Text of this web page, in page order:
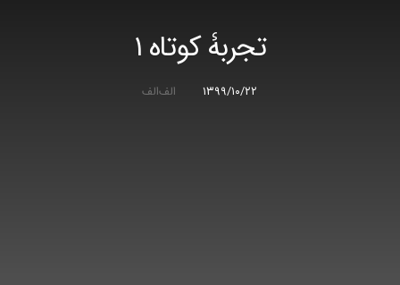
تجربۀ کوتاه ۱
۱۳۹۹/۱۰/۲۲